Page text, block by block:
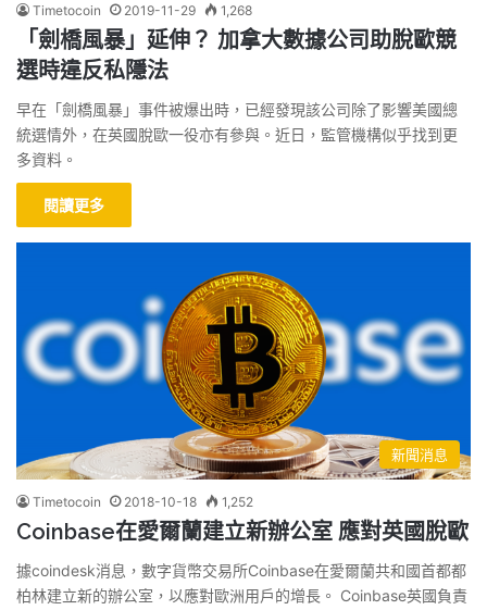
Timetocoin 2019-11-29 1,268
「劍橋風暴」延伸？ 加拿大數據公司助脫歐競
選時違反私隱法
早在「劍橋風暴」事件被爆出時，已經發現該公司除了影響美國總
統選情外，在英國脫歐一役亦有參與。近日，監管機構似乎找到更
多資料。
閱讀更多
新聞消息
Timetocoin 2018-10-18 1,252
Coinbase在愛爾蘭建立新辦公室 應對英國脫歐
據coindesk消息，數字貨幣交易所Coinbase在愛爾蘭共和國首都都
柏林建立新的辦公室，以應對歐洲用戶的增長。 Coinbase英國負責